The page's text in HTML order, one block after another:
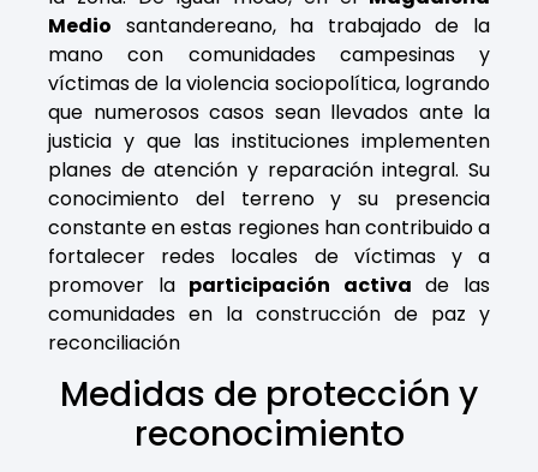
Medio santandereano, ha trabajado de la
mano con comunidades campesinas y
víctimas de la violencia sociopolítica, logrando
que numerosos casos sean llevados ante la
justicia y que las instituciones implementen
planes de atención y reparación integral. Su
conocimiento del terreno y su presencia
constante en estas regiones han contribuido a
fortalecer redes locales de víctimas y a
promover la participación activa de las
comunidades en la construcción de paz y
reconciliación
Medidas de protección y
reconocimiento